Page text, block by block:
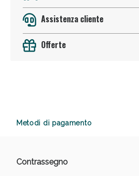
Assistenza cliente
Offerte
Metodi di pagamento
Contrassegno